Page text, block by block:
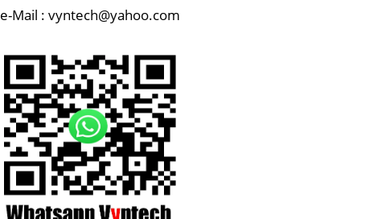
e-Mail : vyntech@yahoo.com